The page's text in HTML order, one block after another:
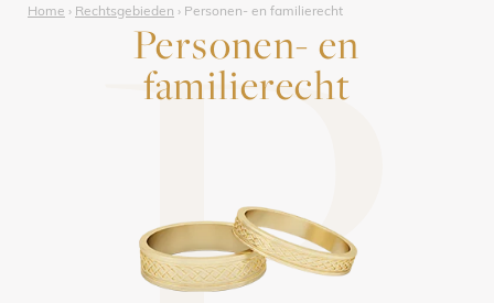
Home › Rechtsgebieden › Personen- en familierecht
Personen- en
familierecht